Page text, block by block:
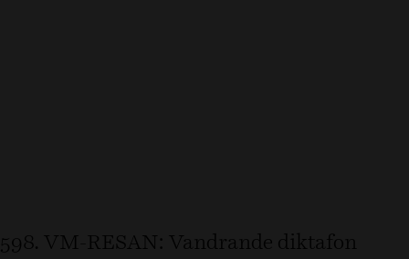
598. VM-RESAN: Vandrande diktafon